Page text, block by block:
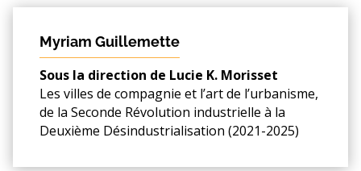
Myriam Guillemette
Sous la direction de Lucie K. Morisset
Les villes de compagnie et l’art de l’urbanisme,
de la Seconde Révolution industrielle à la
Deuxième Désindustrialisation (2021-2025)